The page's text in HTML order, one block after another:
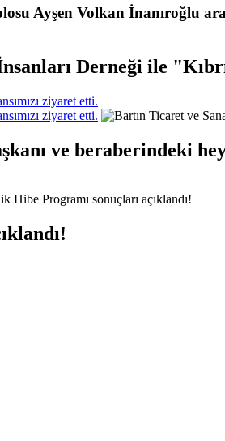
Ayşen Volkan İnanıroğlu
Derneği ile
ziyaret etti.
ziyaret etti.
ve beraberindeki